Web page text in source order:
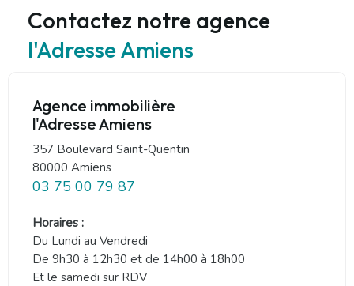
Contactez notre agence
l'Adresse Amiens
Agence immobilière
l'Adresse Amiens
357 Boulevard Saint-Quentin
80000 Amiens
03 75 00 79 87
Horaires :
Du Lundi au Vendredi
De 9h30 à 12h30 et de 14h00 à 18h00
Et le samedi sur RDV